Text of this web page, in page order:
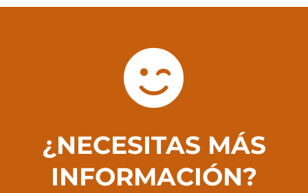

¿NECESITAS MÁS
INFORMACIÓN?